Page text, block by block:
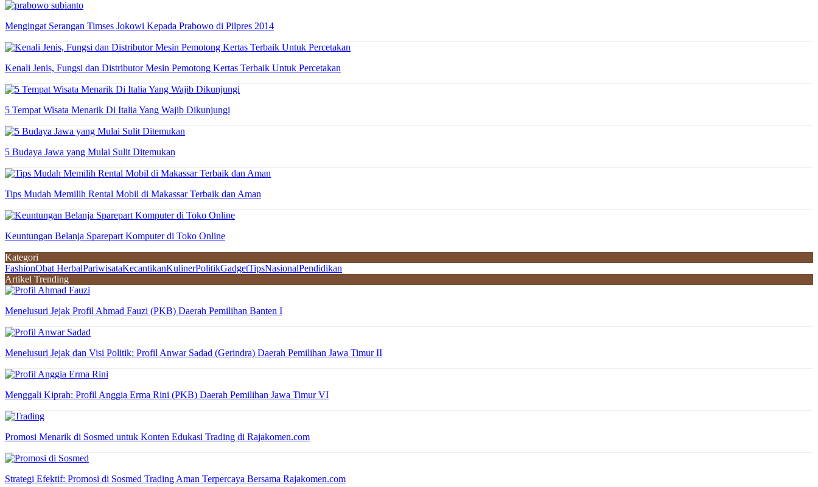
Mengingat Serangan Timses Jokowi Kepada Prabowo di Pilpres 2014
Kenali Jenis, Fungsi dan Distributor Mesin Pemotong Kertas Terbaik Untuk Percetakan
5 Tempat Wisata Menarik Di Italia Yang Wajib Dikunjungi
5 Budaya Jawa yang Mulai Sulit Ditemukan
Tips Mudah Memilih Rental Mobil di Makassar Terbaik dan Aman
Keuntungan Belanja Sparepart Komputer di Toko Online
Kategori
FashionObat HerbalPariwisataKecantikanKulinerPolitikGadgetTipsNasionalPendidikan
Artikel Trending
Menelusuri Jejak Profil Ahmad Fauzi (PKB) Daerah Pemilihan Banten I
Menelusuri Jejak dan Visi Politik: Profil Anwar Sadad (Gerindra) Daerah Pemilihan Jawa Timur II
Menggali Kiprah: Profil Anggia Erma Rini (PKB) Daerah Pemilihan Jawa Timur VI
Promosi Menarik di Sosmed untuk Konten Edukasi Trading di Rajakomen.com
Strategi Efektif: Promosi di Sosmed Trading Aman Terpercaya Bersama Rajakomen.com